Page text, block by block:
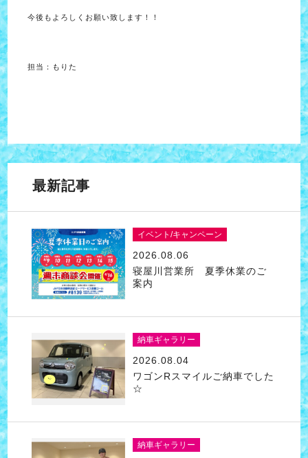
今後もよろしくお願い致します！！
担当：もりた
最新記事
イベント/キャンペーン
2026.08.06
寝屋川営業所 夏季休業のご
案内
納車ギャラリー
2026.08.04
ワゴンRスマイルご納車でした
☆
納車ギャラリー